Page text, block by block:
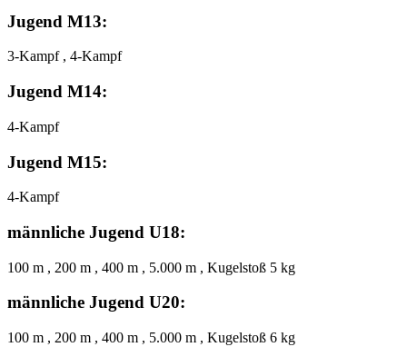
Jugend M13:
3-Kampf , 4-Kampf
Jugend M14:
4-Kampf
Jugend M15:
4-Kampf
männliche Jugend U18:
100 m , 200 m , 400 m , 5.000 m , Kugelstoß 5 kg
männliche Jugend U20:
100 m , 200 m , 400 m , 5.000 m , Kugelstoß 6 kg